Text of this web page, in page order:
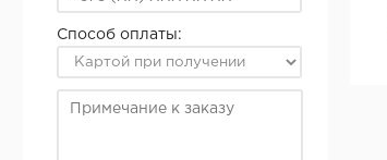
Способ оплаты: